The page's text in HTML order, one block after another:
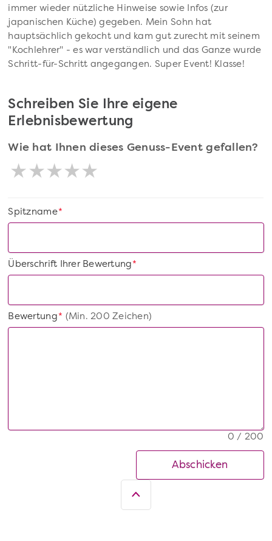
immer wieder nützliche Hinweise sowie Infos (zur
japanischen Küche) gegeben. Mein Sohn hat
hauptsächlich gekocht und kam gut zurecht mit seinem
"Kochlehrer" - es war verständlich und das Ganze wurde
Schritt-für-Schritt angegangen. Super Event! Klasse!
Schreiben Sie Ihre eigene
Erlebnisbewertung
Wie hat Ihnen dieses Genuss-Event gefallen?
*
Spitzname
*
Überschrift Ihrer Bewertung
*
Bewertung(Min. 200 Zeichen)
0 / 200
Abschicken